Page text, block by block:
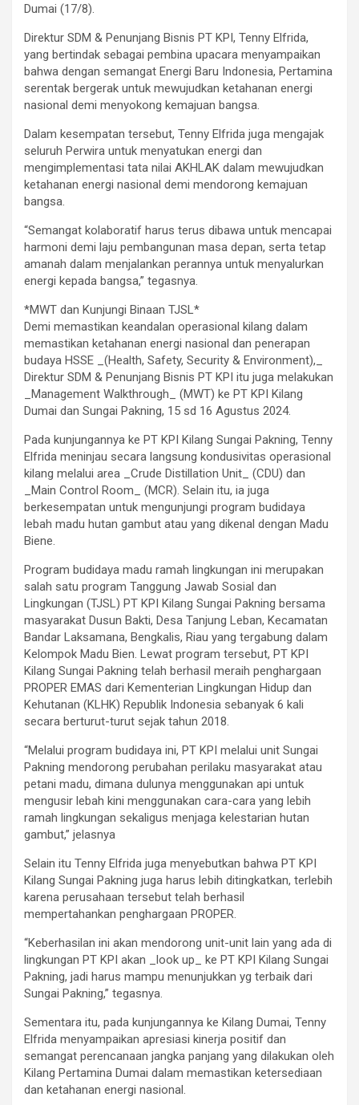
Dumai (17/8).
Direktur SDM & Penunjang Bisnis PT KPI, Tenny Elfrida,
yang bertindak sebagai pembina upacara menyampaikan
bahwa dengan semangat Energi Baru Indonesia, Pertamina
serentak bergerak untuk mewujudkan ketahanan energi
nasional demi menyokong kemajuan bangsa.
Dalam kesempatan tersebut, Tenny Elfrida juga mengajak
seluruh Perwira untuk menyatukan energi dan
mengimplementasi tata nilai AKHLAK dalam mewujudkan
ketahanan energi nasional demi mendorong kemajuan
bangsa.
“Semangat kolaboratif harus terus dibawa untuk mencapai
harmoni demi laju pembangunan masa depan, serta tetap
amanah dalam menjalankan perannya untuk menyalurkan
energi kepada bangsa,” tegasnya.
*MWT dan Kunjungi Binaan TJSL*
Demi memastikan keandalan operasional kilang dalam
memastikan ketahanan energi nasional dan penerapan
budaya HSSE _(Health, Safety, Security & Environment),_
Direktur SDM & Penunjang Bisnis PT KPI itu juga melakukan
_Management Walkthrough_ (MWT) ke PT KPI Kilang
Dumai dan Sungai Pakning, 15 sd 16 Agustus 2024.
Pada kunjungannya ke PT KPI Kilang Sungai Pakning, Tenny
Elfrida meninjau secara langsung kondusivitas operasional
kilang melalui area _Crude Distillation Unit_ (CDU) dan
_Main Control Room_ (MCR). Selain itu, ia juga
berkesempatan untuk mengunjungi program budidaya
lebah madu hutan gambut atau yang dikenal dengan Madu
Biene.
Program budidaya madu ramah lingkungan ini merupakan
salah satu program Tanggung Jawab Sosial dan
Lingkungan (TJSL) PT KPI Kilang Sungai Pakning bersama
masyarakat Dusun Bakti, Desa Tanjung Leban, Kecamatan
Bandar Laksamana, Bengkalis, Riau yang tergabung dalam
Kelompok Madu Bien. Lewat program tersebut, PT KPI
Kilang Sungai Pakning telah berhasil meraih penghargaan
PROPER EMAS dari Kementerian Lingkungan Hidup dan
Kehutanan (KLHK) Republik Indonesia sebanyak 6 kali
secara berturut-turut sejak tahun 2018.
“Melalui program budidaya ini, PT KPI melalui unit Sungai
Pakning mendorong perubahan perilaku masyarakat atau
petani madu, dimana dulunya menggunakan api untuk
mengusir lebah kini menggunakan cara-cara yang lebih
ramah lingkungan sekaligus menjaga kelestarian hutan
gambut,” jelasnya
Selain itu Tenny Elfrida juga menyebutkan bahwa PT KPI
Kilang Sungai Pakning juga harus lebih ditingkatkan, terlebih
karena perusahaan tersebut telah berhasil
mempertahankan penghargaan PROPER.
“Keberhasilan ini akan mendorong unit-unit lain yang ada di
lingkungan PT KPI akan _look up_ ke PT KPI Kilang Sungai
Pakning, jadi harus mampu menunjukkan yg terbaik dari
Sungai Pakning,” tegasnya.
Sementara itu, pada kunjungannya ke Kilang Dumai, Tenny
Elfrida menyampaikan apresiasi kinerja positif dan
semangat perencanaan jangka panjang yang dilakukan oleh
Kilang Pertamina Dumai dalam memastikan ketersediaan
dan ketahanan energi nasional.